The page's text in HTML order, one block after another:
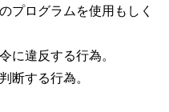
プログラムを使用もしく
に違反する行為。
断する行為。